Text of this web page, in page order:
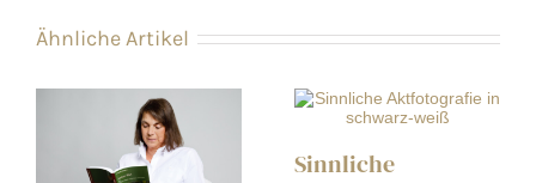
Ähnliche Artikel
Sinnliche